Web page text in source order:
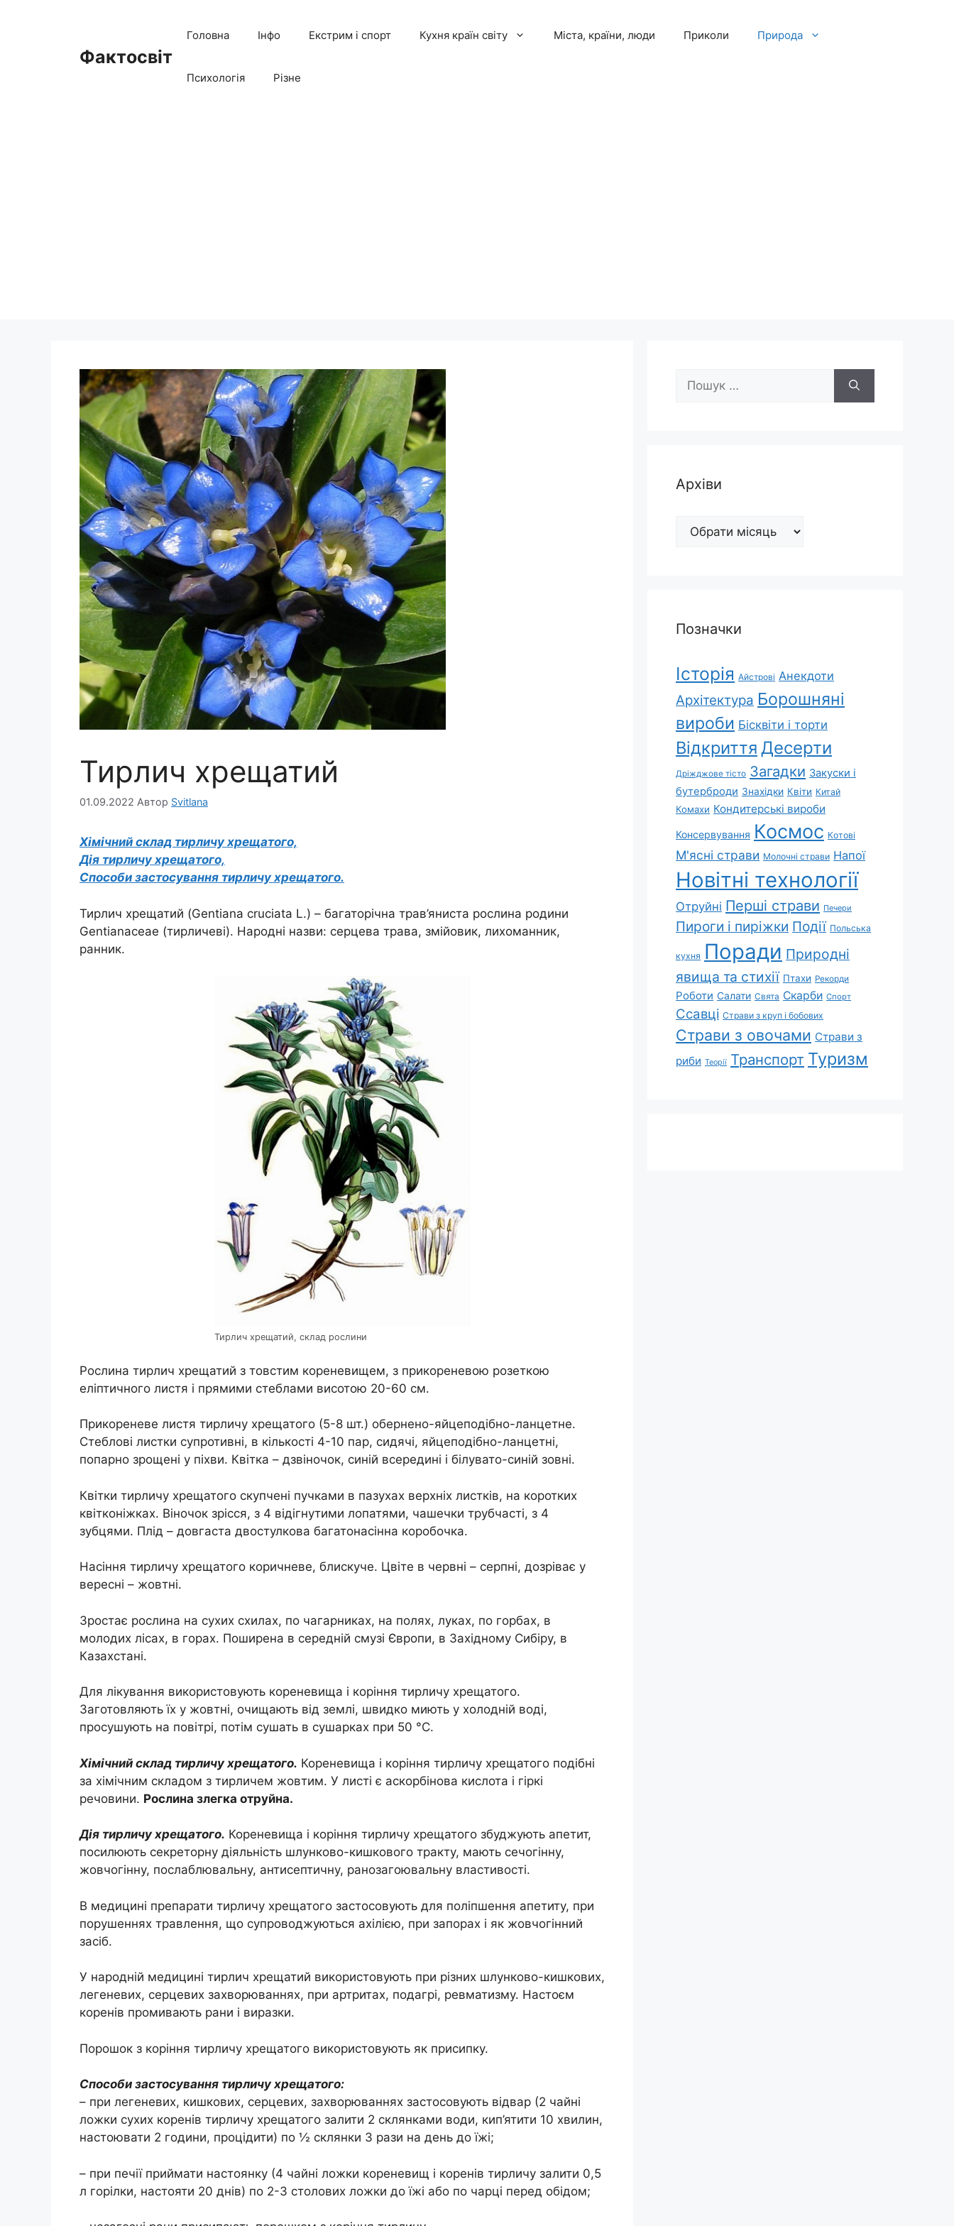
Фактосвіт
Головна Інфо Екстрим і спорт Кухня країн світу Міста, країни, люди Приколи Природа
Психологія Різне
Тирлич хрещатий
01.09.2022 Автор Svitlana
Хімічний склад тирличу хрещатого,
Дія тирличу хрещатого,
Способи застосування тирличу хрещатого.
Тирлич хрещатий (Gentiana cruciata L.) – багаторічна трав’яниста рослина родини
Gentianaceae (тирличеві). Народні назви: серцева трава, змійовик, лихоманник,
ранник.
Тирлич хрещатий, склад рослини
Рослина тирлич хрещатий з товстим кореневищем, з прикореневою розеткою
еліптичного листя і прямими стеблами висотою 20-60 см.
Прикореневе листя тирличу хрещатого (5-8 шт.) обернено-яйцеподібно-ланцетне.
Стеблові листки супротивні, в кількості 4-10 пар, сидячі, яйцеподібно-ланцетні,
попарно зрощені у піхви. Квітка – дзвіночок, синій всередині і білувато-синій зовні.
Квітки тирличу хрещатого скупчені пучками в пазухах верхніх листків, на коротких
квітконіжках. Віночок зрісся, з 4 відігнутими лопатями, чашечки трубчасті, з 4
зубцями. Плід – довгаста двостулкова багатонасінна коробочка.
Насіння тирличу хрещатого коричневе, блискуче. Цвіте в червні – серпні, дозріває у
вересні – жовтні.
Зростає рослина на сухих схилах, по чагарниках, на полях, луках, по горбах, в
молодих лісах, в горах. Поширена в середній смузі Європи, в Західному Сибіру, в
Казахстані.
Для лікування використовують кореневища і коріння тирличу хрещатого.
Заготовляють їх у жовтні, очищають від землі, швидко миють у холодній воді,
просушують на повітрі, потім сушать в сушарках при 50 °С.
Хімічний склад тирличу хрещатого. Кореневища і коріння тирличу хрещатого подібні
за хімічним складом з тирличем жовтим. У листі є аскорбінова кислота і гіркі
речовини. Рослина злегка отруйна.
Дія тирличу хрещатого. Кореневища і коріння тирличу хрещатого збуджують апетит,
посилюють секреторну діяльність шлунково-кишкового тракту, мають сечогінну,
жовчогінну, послаблювальну, антисептичну, ранозагоювальну властивості.
В медицині препарати тирличу хрещатого застосовують для поліпшення апетиту, при
порушеннях травлення, що супроводжуються ахілією, при запорах і як жовчогінний
засіб.
У народній медицині тирлич хрещатий використовують при різних шлунково-кишкових,
легеневих, серцевих захворюваннях, при артритах, подагрі, ревматизму. Настоєм
коренів промивають рани і виразки.
Порошок з коріння тирличу хрещатого використовують як присипку.
Способи застосування тирличу хрещатого:
– при легеневих, кишкових, серцевих, захворюваннях застосовують відвар (2 чайні
ложки сухих коренів тирличу хрещатого залити 2 склянками води, кип’ятити 10 хвилин,
настоювати 2 години, процідити) по ½ склянки 3 рази на день до їжі;
– при печії приймати настоянку (4 чайні ложки кореневищ і коренів тирличу залити 0,5
л горілки, настояти 20 днів) по 2-3 столових ложки до їжі або по чарці перед обідом;
Пошук:
Архіви
Архіви
Позначки
Історія Айстрові Анекдоти
Архітектура Борошняні
вироби Бісквіти і торти
Відкриття Десерти
Дріжджове тісто Загадки Закуски і
бутерброди Знахідки Квіти Китай
Комахи Кондитерські вироби
Консервування Космос Котові
М'ясні страви Молочні страви Напої
Новітні технології
Отруйні Перші страви Печери
Пироги і пиріжки Події Польська
кухня Поради Природні
явища та стихії Птахи Рекорди
Роботи Салати Свята Скарби Спорт
Ссавці Страви з круп і бобових
Страви з овочами Страви з
риби Теорії Транспорт Туризм